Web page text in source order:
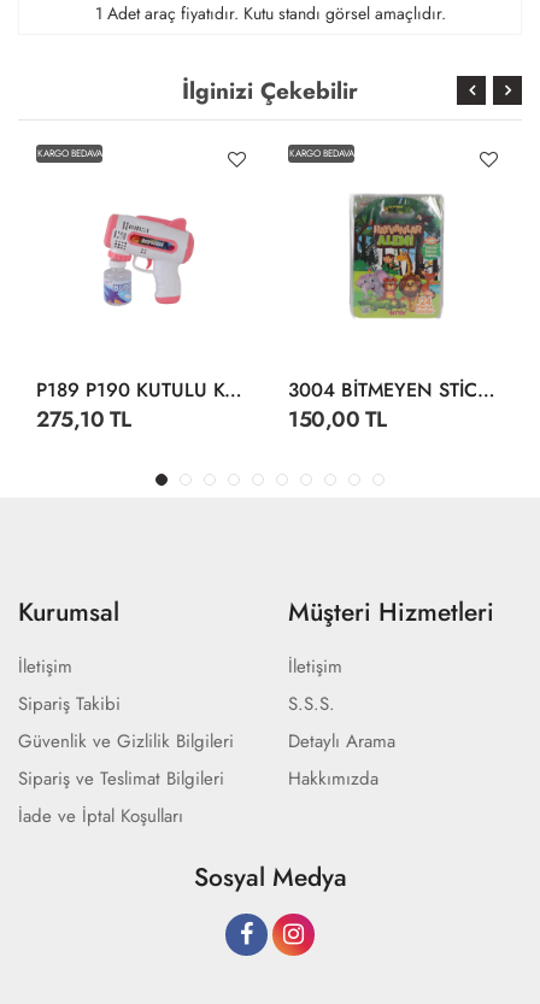
1 Adet araç fiyatıdır. Kutu standı görsel amaçlıdır.
İlginizi Çekebilir
KARGO BEDAVA
P189 P190 KUTULU KÖPÜK TABANCA
275,10 TL
KARGO BEDAVA
3004 BİTMEYEN STİCKER SU ALTI DÜNYASI
150,00 TL
Kurumsal
İletişim
Sipariş Takibi
Güvenlik ve Gizlilik Bilgileri
Sipariş ve Teslimat Bilgileri
İade ve İptal Koşulları
Müşteri Hizmetleri
İletişim
S.S.S.
Detaylı Arama
Hakkımızda
Sosyal Medya